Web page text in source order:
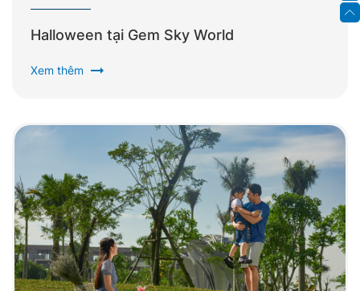
Halloween tại Gem Sky World
Xem thêm arrow_right_alt